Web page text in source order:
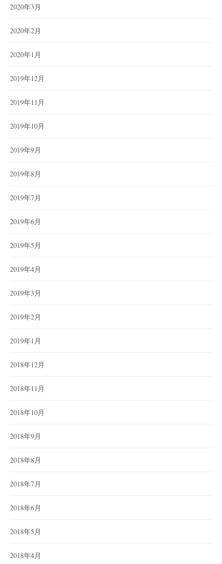
2020年3月
2020年2月
2020年1月
2019年12月
2019年11月
2019年10月
2019年9月
2019年8月
2019年7月
2019年6月
2019年5月
2019年4月
2019年3月
2019年2月
2019年1月
2018年12月
2018年11月
2018年10月
2018年9月
2018年8月
2018年7月
2018年6月
2018年5月
2018年4月